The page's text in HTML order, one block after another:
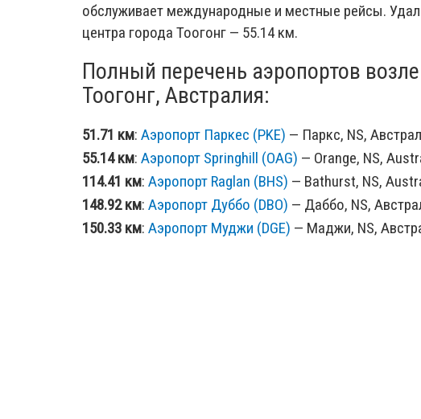
обслуживает международные и местные рейсы.
центра города Тоогонг — 55.14 км.
Полный перечень аэропортов
Тоогонг, Австралия:
51.71 км: Аэропорт Паркес (PKE) — Паркс, NS,
55.14 км: Аэропорт Springhill (OAG) — Orange, NS,
114.41 км: Аэропорт Raglan (BHS) — Bathurst, NS,
148.92 км: Аэропорт Дуббо (DBO) — Даббо, NS,
150.33 км: Аэропорт Муджи (DGE) — Маджи, NS,